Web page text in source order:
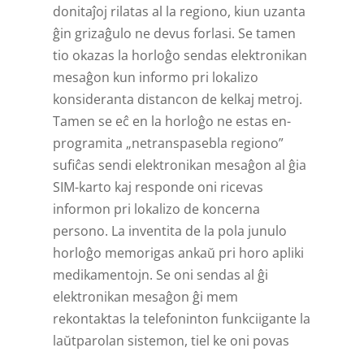
donitaĵoj rilatas al la regiono, kiun uzanta
ĝin grizaĝulo ne devus forlasi. Se tamen
tio okazas la horloĝo sendas elekt­ronikan
mesaĝon kun informo pri lokalizo
konsideranta distancon de kelkaj metroj.
Tamen se eĉ en la horloĝo ne estas en­
programita „ne­transpasebla regiono”
sufiĉas sendi elektronikan mesaĝon al ĝia
SIM-karto kaj responde oni ricevas
informon pri lokalizo de koncerna
persono. La inventita de la pola junulo
horloĝo memorigas ankaŭ pri horo apliki
medikamentojn. Se oni sendas al ĝi
elektronikan mesaĝon ĝi mem
rekontaktas la telefon­inton funkciig­ante la
laŭtparolan sistemon, tiel ke oni povas